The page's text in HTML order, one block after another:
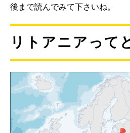
後まで読んでみて下さいね。
リトアニアって